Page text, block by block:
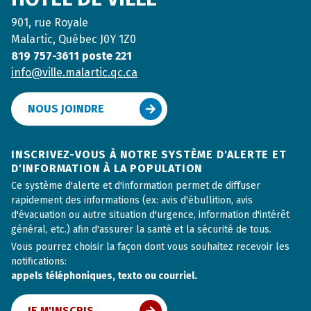
901, rue Royale
Malartic, Québec J0Y 1Z0
819 757-3611 poste 221
info@ville.malartic.qc.ca
NOUS JOINDRE
INSCRIVEZ-VOUS À NOTRE SYSTÈME D'ALERTE ET
D'INFORMATION À LA POPULATION
Ce système d'alerte et d'information permet de diffuser
rapidement des informations (ex: avis d'ébullition, avis
d'évacuation ou autre situation d'urgence, information d'intérêt
général, etc.) afin d'assurer la santé et la sécurité de tous.
Vous pourrez choisir la façon dont vous souhaitez recevoir les
notifications:
appels téléphoniques, texto ou courriel.